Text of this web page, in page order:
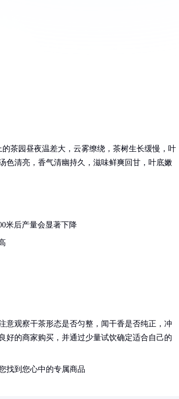
茶园昼夜温差大，云雾缭绕，茶树生长缓慢，叶
色清亮，香气清幽持久，滋味鲜爽回甘，叶底嫩
米后产量会显著下降
意观察干茶形态是否匀整，闻干香是否纯正，冲
好的商家购买，并通过少量试饮确定适合自己的
找到您心中的专属商品